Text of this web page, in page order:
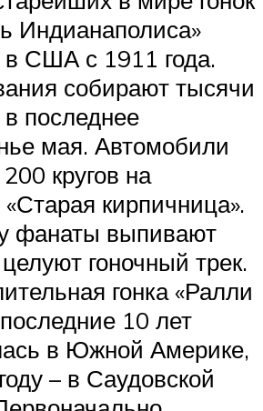
Индианаполиса»
в США с 1911 года.
собирают тысячи
последнее
мая. Автомобили
кругов на
кирпичница».
фанаты выпивают
гоночный трек.
гонка «Ралли
10 лет
в Южной Америке,
– в Саудовской